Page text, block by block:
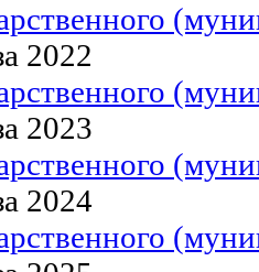
2022
2023
2024